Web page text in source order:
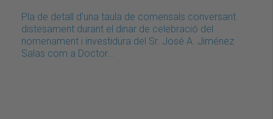
Pla de detall d'una taula de comensals conversant
distesament durant el dinar de celebració del
nomenament i investidura del Sr. José A. Jiménez
Salas com a Doctor…